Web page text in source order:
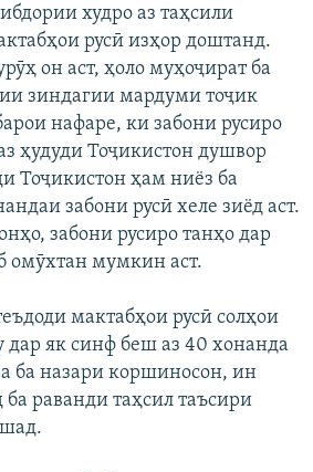
худро аз таҳсили
русӣ изҳор доштанд.
он аст, ҳоло муҳоҷират ба
зиндагии мардуми тоҷик
нафаре, ки забони русиро
ҳудуди Тоҷикистон душвор
Тоҷикистон ҳам ниёз ба
забони русӣ хеле зиёд аст.
забони русиро танҳо дар
омӯхтан мумкин аст.
мактабҳои русӣ солҳои
дар як синф беш аз 40 хонанда
ба назари коршиносон, ин
ба раванди таҳсил таъсири